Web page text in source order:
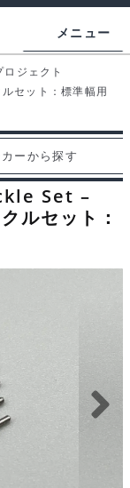
メニュー
ロジェクト
セット：標準幅用
カーから探す
Set –
ルセット：